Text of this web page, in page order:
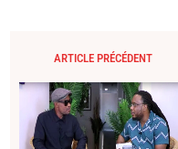
ARTICLE PRÉCÉDENT